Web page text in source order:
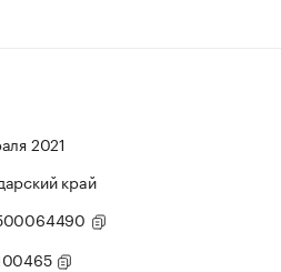
2021
край